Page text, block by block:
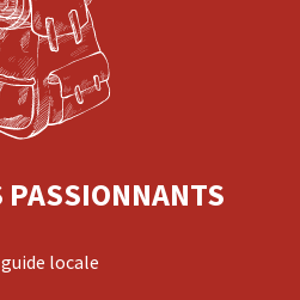
PASSIONNANTS
locale